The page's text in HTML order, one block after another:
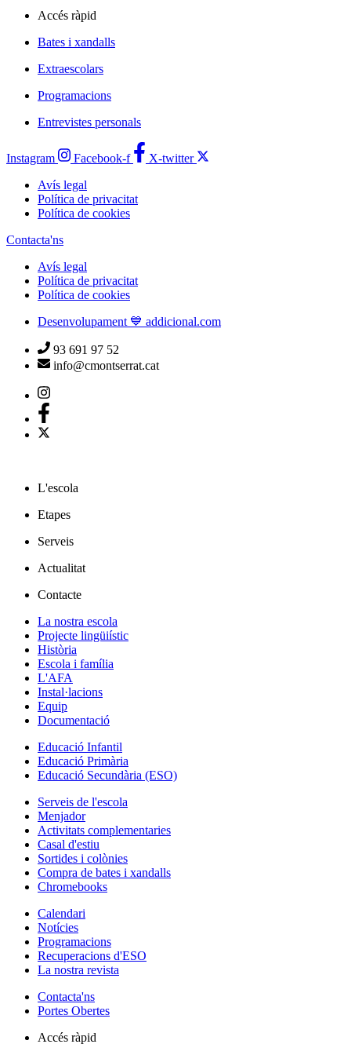
Accés ràpid
Bates i xandalls
Extraescolars
Programacions
Entrevistes personals
Instagram Facebook-f
X-twitter
Avís legal
Política de privacitat
Política de cookies
Contacta'ns
Avís legal
Política de privacitat
Política de cookies
Desenvolupament 💙 addicional.com
93 691 97 52
info@cmontserrat.cat
L'escola
Etapes
Serveis
Actualitat
Contacte
La nostra escola
Projecte lingüiístic
Història
Escola i família
L'AFA
Instal·lacions
Equip
Documentació
Educació Infantil
Educació Primària
Educació Secundària (ESO)
Serveis de l'escola
Menjador
Activitats complementaries
Casal d'estiu
Sortides i colònies
Compra de bates i xandalls
Chromebooks
Calendari
Notícies
Programacions
Recuperacions d'ESO
La nostra revista
Contacta'ns
Portes Obertes
Accés ràpid